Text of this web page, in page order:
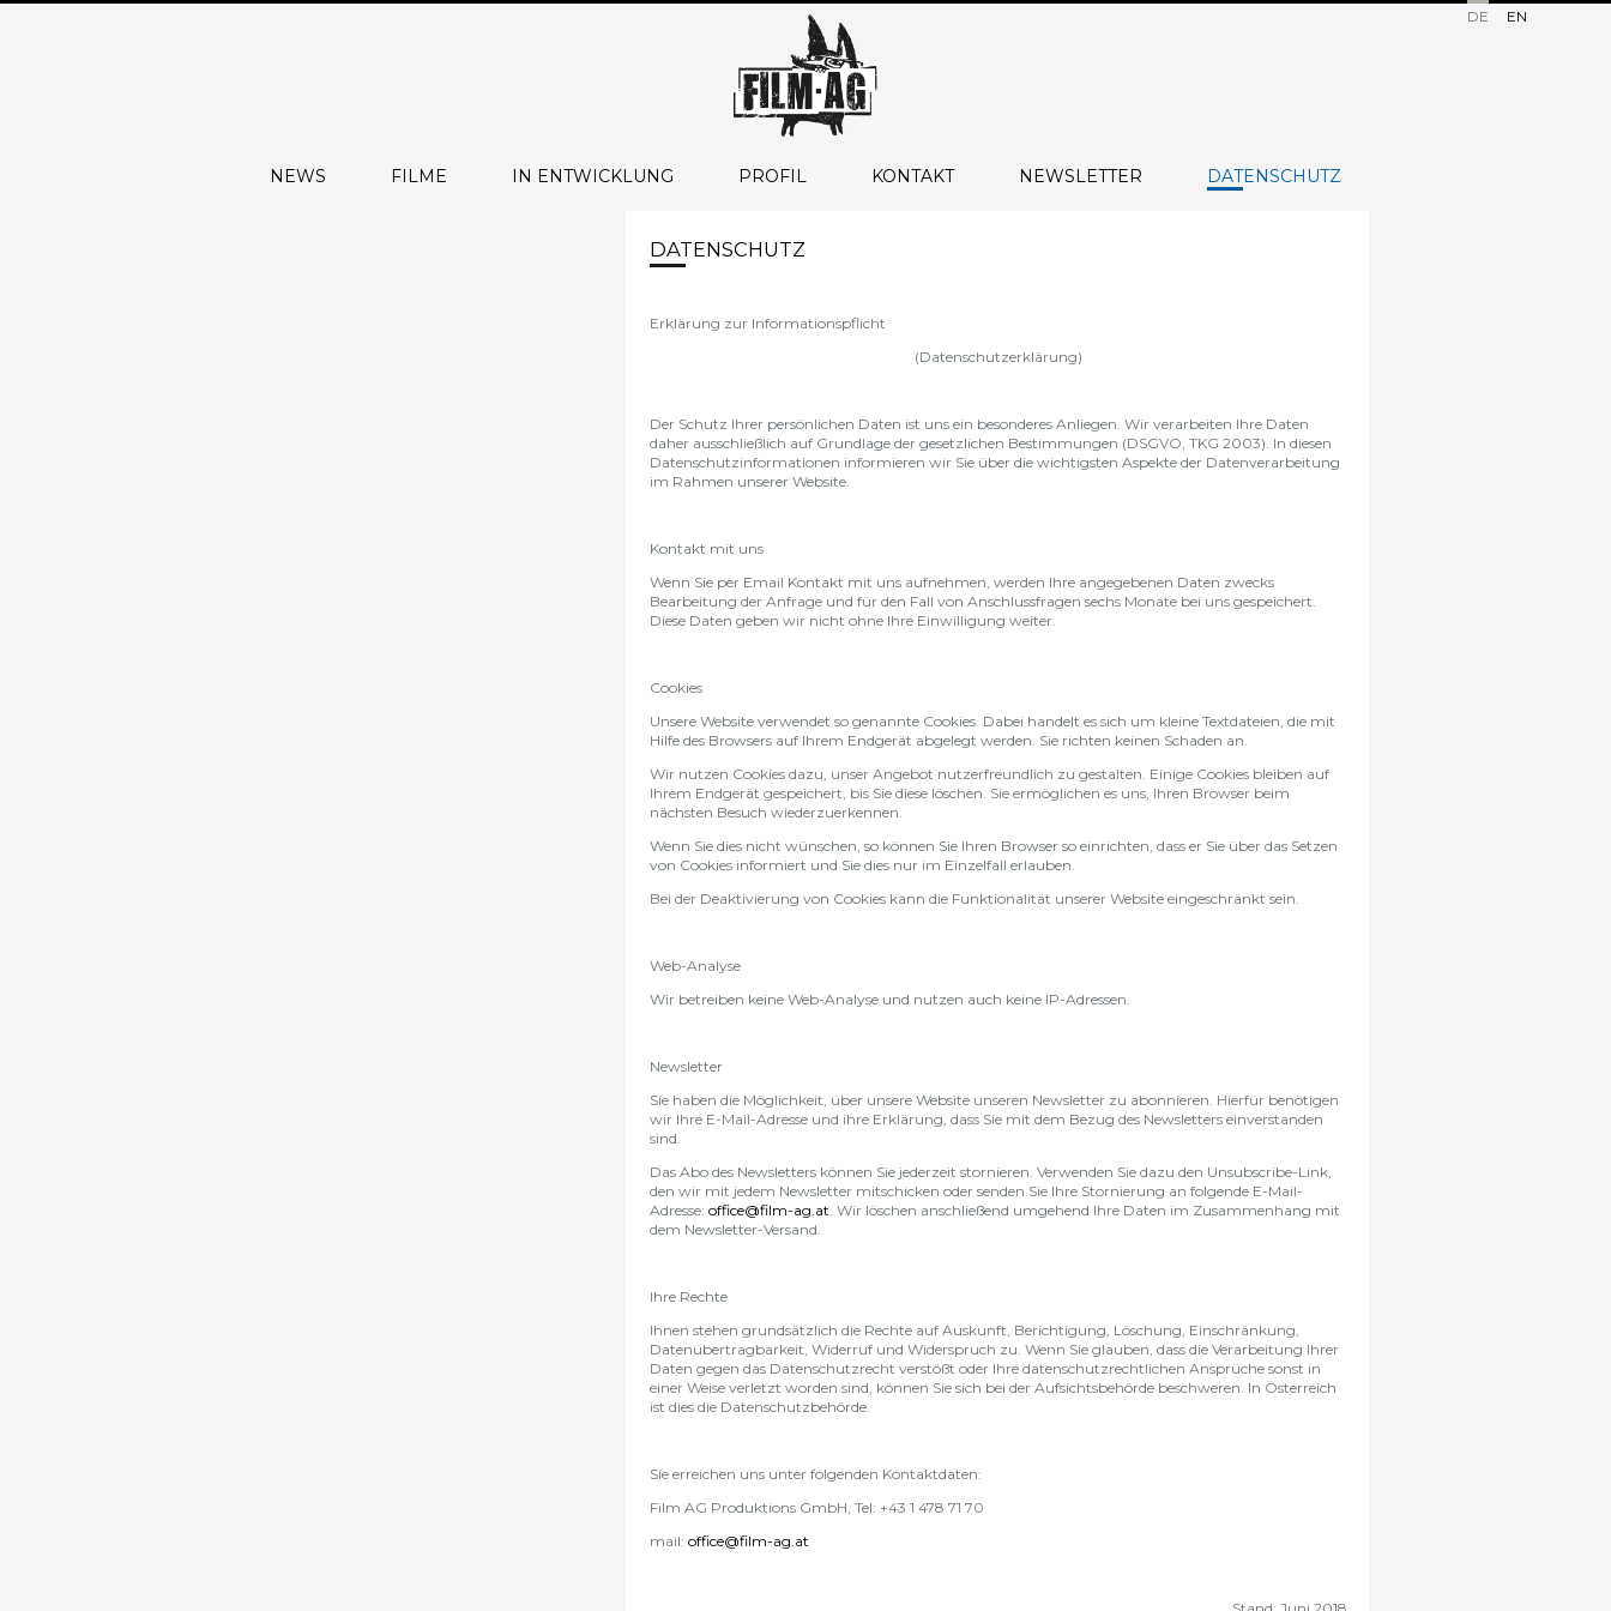
DE EN
NEWS FILME IN ENTWICKLUNG PROFIL KONTAKT NEWSLETTER DATENSCHUTZ
DATENSCHUTZ
Erklärung zur Informationspflicht
(Datenschutzerklärung)
Der Schutz Ihrer persönlichen Daten ist uns ein besonderes Anliegen. Wir verarbeiten Ihre Daten
daher ausschließlich auf Grundlage der gesetzlichen Bestimmungen (DSGVO, TKG 2003). In diesen
Datenschutzinformationen informieren wir Sie über die wichtigsten Aspekte der Datenverarbeitung
im Rahmen unserer Website.
Kontakt mit uns
Wenn Sie per Email Kontakt mit uns aufnehmen, werden Ihre angegebenen Daten zwecks
Bearbeitung der Anfrage und für den Fall von Anschlussfragen sechs Monate bei uns gespeichert.
Diese Daten geben wir nicht ohne Ihre Einwilligung weiter.
Cookies
Unsere Website verwendet so genannte Cookies. Dabei handelt es sich um kleine Textdateien, die mit
Hilfe des Browsers auf Ihrem Endgerät abgelegt werden. Sie richten keinen Schaden an.
Wir nutzen Cookies dazu, unser Angebot nutzerfreundlich zu gestalten. Einige Cookies bleiben auf
Ihrem Endgerät gespeichert, bis Sie diese löschen. Sie ermöglichen es uns, Ihren Browser beim
nächsten Besuch wiederzuerkennen.
Wenn Sie dies nicht wünschen, so können Sie Ihren Browser so einrichten, dass er Sie über das Setzen
von Cookies informiert und Sie dies nur im Einzelfall erlauben.
Bei der Deaktivierung von Cookies kann die Funktionalität unserer Website eingeschränkt sein.
Web-Analyse
Wir betreiben keine Web-Analyse und nutzen auch keine IP-Adressen.
Newsletter
Sie haben die Möglichkeit, über unsere Website unseren Newsletter zu abonnieren. Hierfür benötigen
wir Ihre E-Mail-Adresse und ihre Erklärung, dass Sie mit dem Bezug des Newsletters einverstanden
sind.
Das Abo des Newsletters können Sie jederzeit stornieren. Verwenden Sie dazu den Unsubscribe-Link,
den wir mit jedem Newsletter mitschicken oder senden Sie Ihre Stornierung an folgende E-Mail-
Adresse: office@film-ag.at. Wir löschen anschließend umgehend Ihre Daten im Zusammenhang mit
dem Newsletter-Versand.
Ihre Rechte
Ihnen stehen grundsätzlich die Rechte auf Auskunft, Berichtigung, Löschung, Einschränkung,
Datenübertragbarkeit, Widerruf und Widerspruch zu. Wenn Sie glauben, dass die Verarbeitung Ihrer
Daten gegen das Datenschutzrecht verstößt oder Ihre datenschutzrechtlichen Ansprüche sonst in
einer Weise verletzt worden sind, können Sie sich bei der Aufsichtsbehörde beschweren. In Österreich
ist dies die Datenschutzbehörde.
Sie erreichen uns unter folgenden Kontaktdaten:
Film AG Produktions GmbH, Tel: +43 1 478 71 70
mail: office@film-ag.at